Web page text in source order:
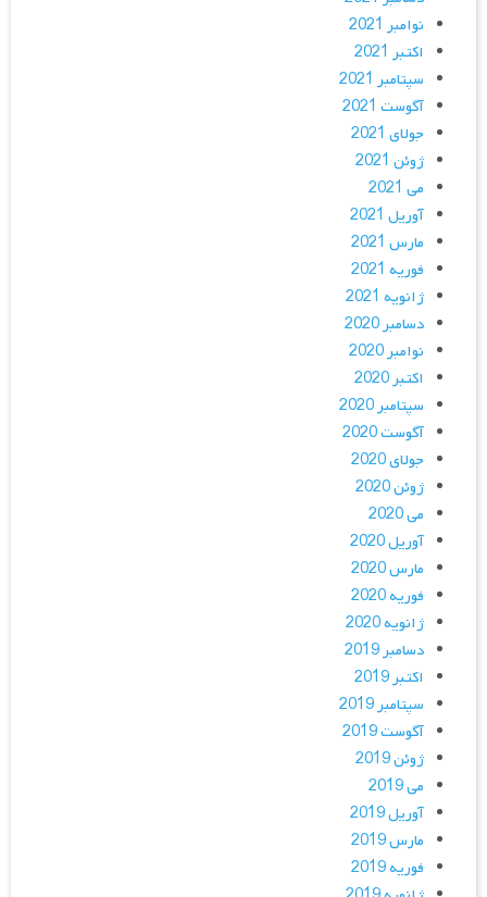
نوامبر 2021
اکتبر 2021
سپتامبر 2021
آگوست 2021
جولای 2021
ژوئن 2021
می 2021
آوریل 2021
مارس 2021
فوریه 2021
ژانویه 2021
دسامبر 2020
نوامبر 2020
اکتبر 2020
سپتامبر 2020
آگوست 2020
جولای 2020
ژوئن 2020
می 2020
آوریل 2020
مارس 2020
فوریه 2020
ژانویه 2020
دسامبر 2019
اکتبر 2019
سپتامبر 2019
آگوست 2019
ژوئن 2019
می 2019
آوریل 2019
مارس 2019
فوریه 2019